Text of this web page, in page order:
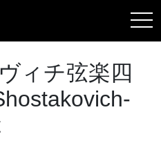
ィチ弦楽四